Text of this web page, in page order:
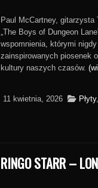
Paul McCartney, gitarzysta
„The Boys of Dungeon
wspomnienia, którymi
zainspirowanych piosenek
kultury naszych czasów.
11 kwietnia, 2026 Płyty,
RINGO STARR –